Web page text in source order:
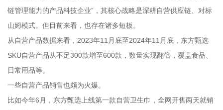
链管理能力的产品科技企业”，其核心战略是深耕自营供应链、对标
山姆模式。但目前来看，也存在诸多短板。
从自营产品数据来看，2023年11月底至2024年11月底，东方甄选
SKU自营产品从不足300款增至600款，数量实现翻倍，覆盖食品、
日常用品等。
一些自营产品销售也颇为火爆。
比如今年6月，东方甄选上线第一款自营卫生巾，全网开售两天就销